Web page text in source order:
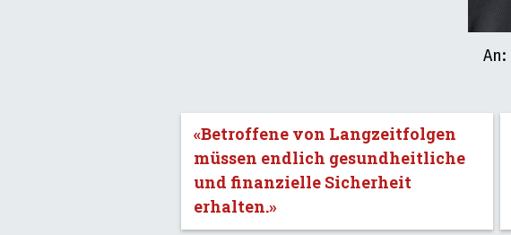
An:
«Betroffene von Langzeitfolgen
müssen endlich gesundheitliche
und finanzielle Sicherheit
erhalten.»